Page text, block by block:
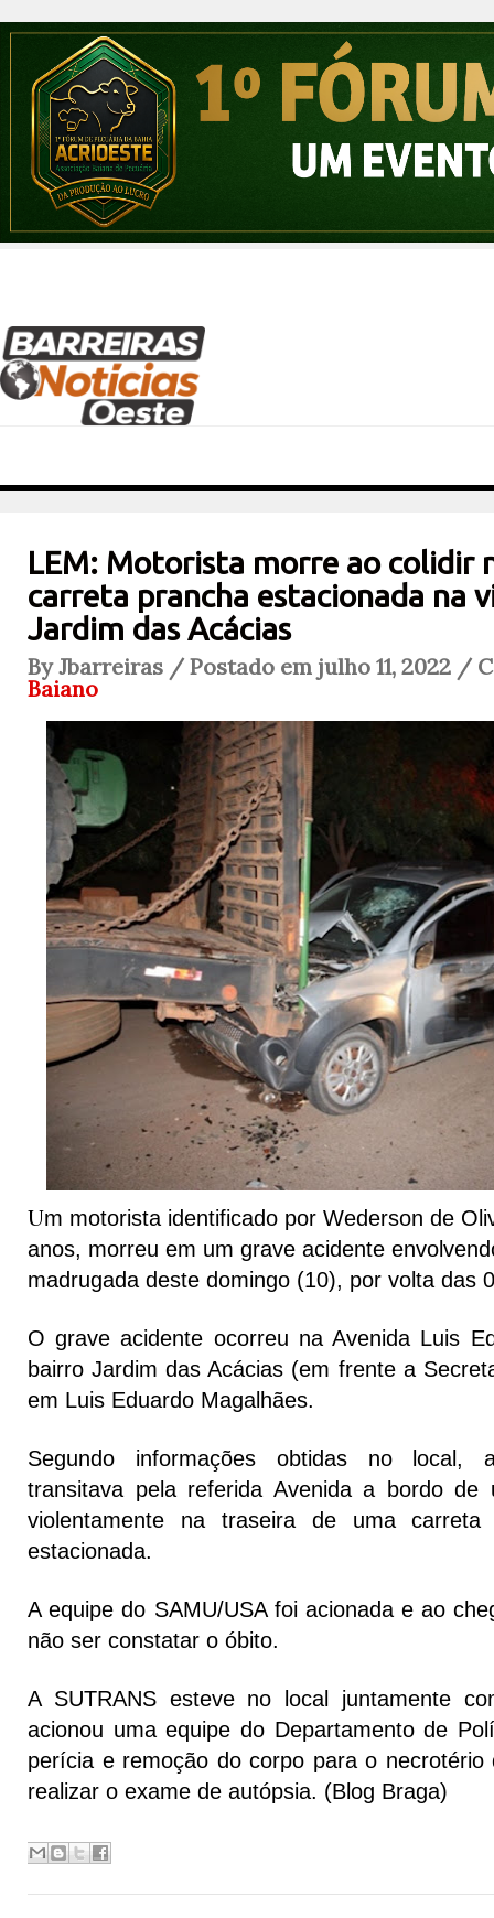
LEM: Motorista morre ao colidir
carreta prancha estacionada na
Jardim das Acácias
By Jbarreiras / Postado em julho 11, 2022 /
Baiano
Um motorista identificado por Wederson de
anos, morreu em um grave acidente
madrugada deste domingo (10), por volta das
O grave acidente ocorreu na Avenida Luis
bairro Jardim das Acácias (em frente a
em Luis Eduardo Magalhães.
Segundo informações obtidas no local,
transitava pela referida Avenida a bordo de
violentamente na traseira de uma carreta
estacionada.
A equipe do SAMU/USA foi acionada e ao
não ser constatar o óbito.
A SUTRANS esteve no local juntamente
acionou uma equipe do Departamento de
perícia e remoção do corpo para o
realizar o exame de autópsia. (Blog Braga)